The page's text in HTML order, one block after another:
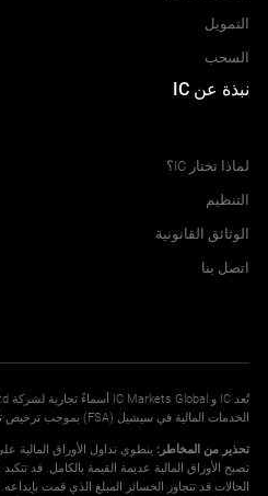
التمويل
السحب
نبذة عن IC
لماذا تختار IC؟
التنظيم
الوثائق القانونية
اتصل بنا
الخدمات المالية في سيشيل (FSA) بموجب ترخيص تاجر أوراق مالية رقم SD018.
تحذير من المخاطر: ينطوي تداول الأوراق المالية
تصبح الأوراق المالية عديمة القيمة بالكامل. قد
الحالات قد تتجاوز الخسائر المبلغ الذي قمت بإيداعه.